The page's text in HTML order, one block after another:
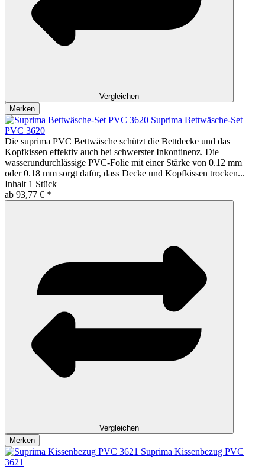
Vergleichen
Merken
Suprima Bettwäsche-Set
PVC 3620
Die suprima PVC Bettwäsche schützt die Bettdecke und das
Kopfkissen effektiv auch bei schwerster Inkontinenz. Die
wasserundurchlässige PVC-Folie mit einer Stärke von 0.12 mm
oder 0.18 mm sorgt dafür, dass Decke und Kopfkissen trocken...
Inhalt 1 Stück
ab 93,77 € *
Vergleichen
Merken
Suprima Kissenbezug PVC
3621